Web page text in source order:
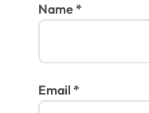
Name*
Email *